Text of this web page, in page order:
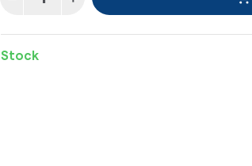
Stock